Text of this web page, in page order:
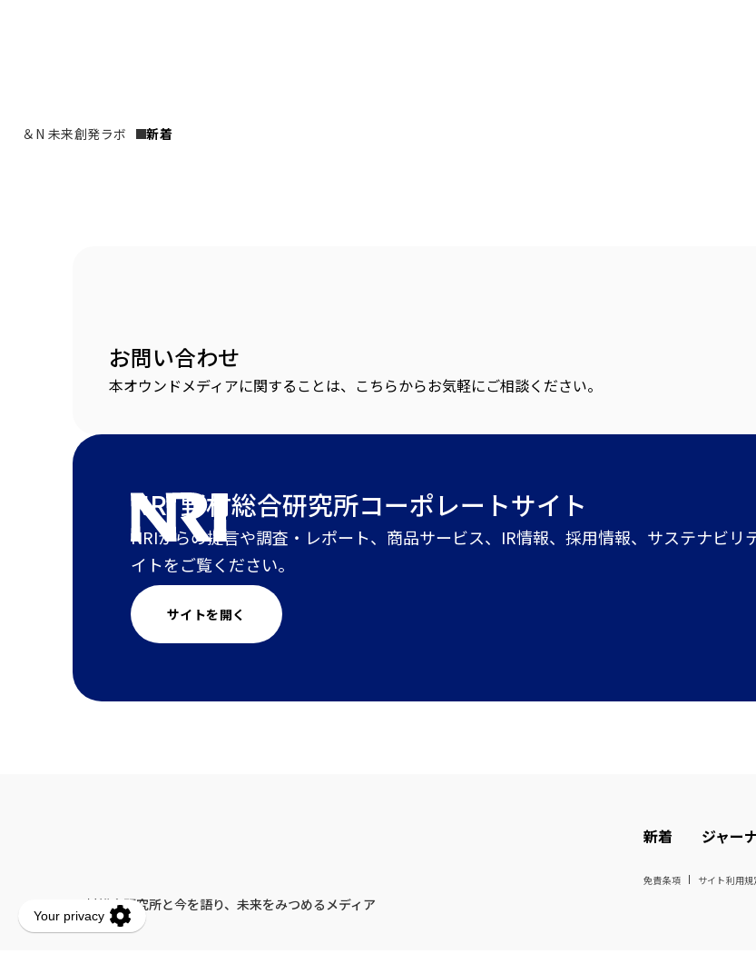
＆N 未来創発ラボ 新着
お問い合わせ
本オウンドメディアに関することは、こちらからお気軽にご相談ください。
NRI 野村総合研究所コーポレートサイト
NRIからの提言や調査・レポート、商品サービス、IR情報、採用情報、サステナビリ
イトをご覧ください。
サイトを開く
野村総合研究所と今を語り、未来をみつめるメディア
新着 ジャー
免責条項 サイト利用規